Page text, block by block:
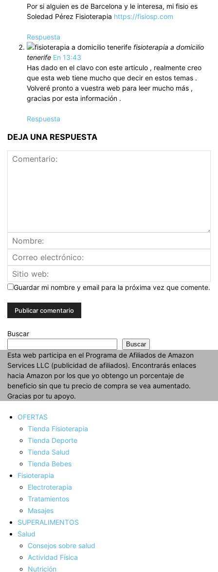
Por si alguien es de Barcelona y le interesa, mi fisio es
Soledad Pérez Fisioterapia https://fisiosp.com
Respuesta
fisioterapia a domicilio
tenerife En 13:43
Has dado en el clavo con este articulo , realmente creo
que esta web tiene mucho que decir en estos temas .
Volveré pronto a vuestra web para leer mucho más ,
gracias por esta información .
Respuesta
DEJA UNA RESPUESTA
Guardar mi nombre y email para la próxima vez que comente.
Buscar
Buscar
Esta web participa en el Programa de Afiliados de Amazon
Services LLC (publicidad de afiliados). Encontrarás enlaces
hacia Amazon por los que yo obtengo un porcentaje de
beneficio sin que tu precio de compra se vea aumentado.
Gracias por tu apoyo.
OFERTAS
Tienda Fisioterapia
Tienda Deporte
Tienda Salud
Tienda Bebes
Fisioterapia
Electroterapia
Tratamientos
Masajes
SUPERALIMENTOS
Salud
Consejos sobre salud
Actividad Fí­sica
Nutrición